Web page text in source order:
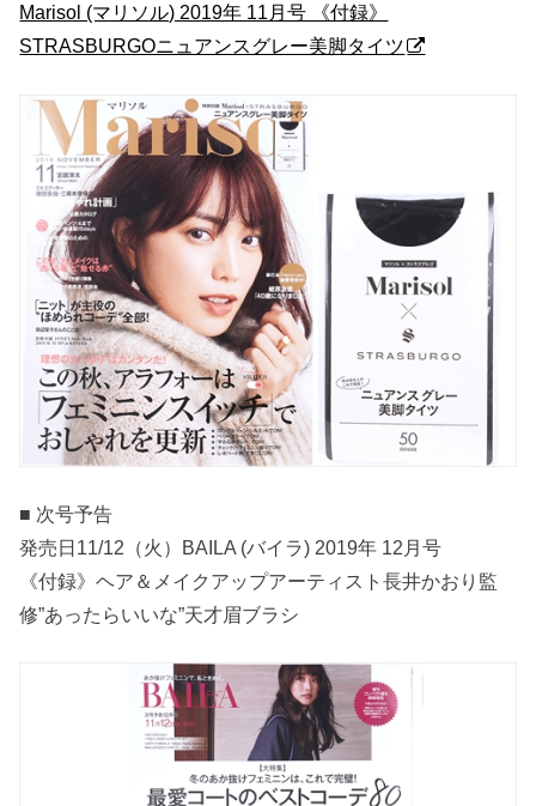
Marisol (マリソル) 2019年 11月号 《付録》
STRASBURGOニュアンスグレー美脚タイツ
■ 次号予告
発売日11/12（火）BAILA (バイラ) 2019年 12月号
《付録》ヘア＆メイクアップアーティスト長井かおり監
修”あったらいいな”天才眉ブラシ